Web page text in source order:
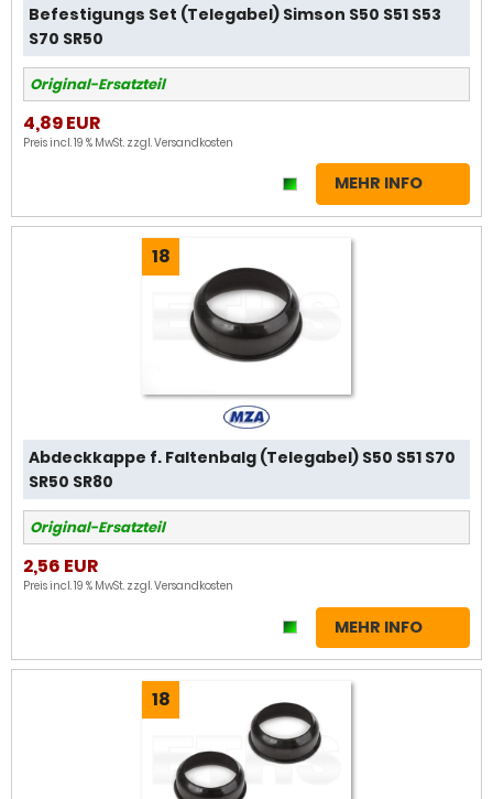
Befestigungs Set (Telegabel) Simson S50 S51 S53
S70 SR50
Original-Ersatzteil
4,89 EUR
Preis incl. 19 % MwSt. zzgl.Versandkosten
MEHR INFO
18
Abdeckkappe f. Faltenbalg (Telegabel) S50 S51 S70
SR50 SR80
Original-Ersatzteil
2,56 EUR
Preis incl. 19 % MwSt. zzgl.Versandkosten
MEHR INFO
18